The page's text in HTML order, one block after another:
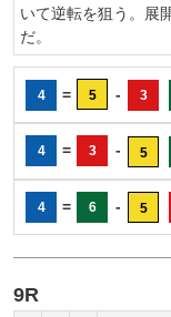
いて逆転を狙う。展
だ。
4 = 5 - 3
4 = 3 - 5
4 = 6 - 5
9R